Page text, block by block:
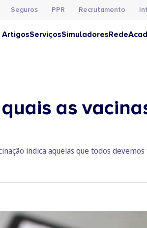
Seguros PPR Recrutamento
ArtigosServiçosSimuladoresRede
as
indica aquelas que todos